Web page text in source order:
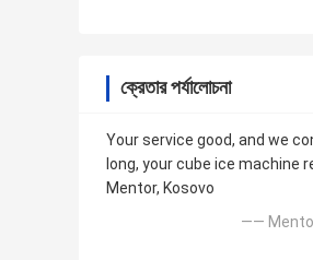
ক্রেতার পর্যালোচনা
Your service good, and we
long, your cube ice machine
Mentor, Kosovo
——